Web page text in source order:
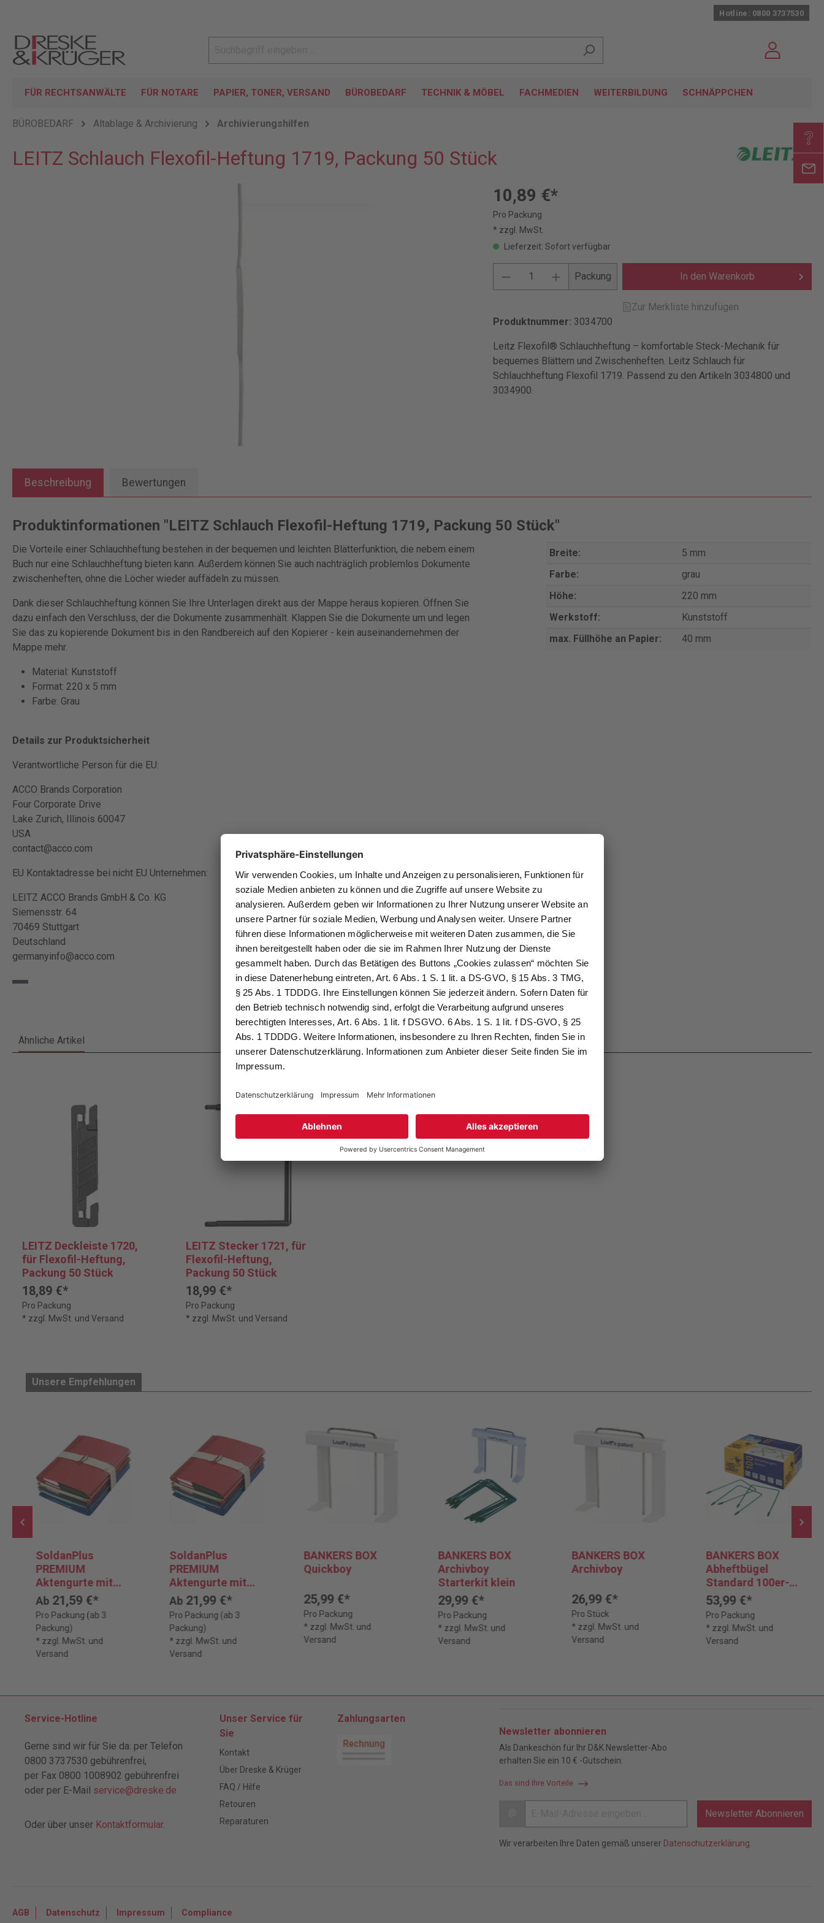
Hotline: 0800 3737530
FÜR RECHTSANWÄLTE FÜR NOTARE PAPIER, TONER, VERSAND BÜROBEDARF TECHNIK & MÖBEL FACHMEDIEN WEITERBILDUNG SCHNÄPPCHEN
BÜROBEDARF Altablage & Archivierung Archivierungshilfen
LEITZ Schlauch Flexofil-Heftung 1719, Packung 50 Stück
10,89 €*
Pro Packung
* zzgl. MwSt.
Lieferzeit: Sofort verfügbar
Packung In den Warenkorb
Zur Merkliste hinzufügen
Produktnummer: 3034700
Leitz Flexofil® Schlauchheftung – komfortable Steck-Mechanik für
bequemes Blättern und Zwischenheften. Leitz Schlauch für
Schlauchheftung Flexofil 1719. Passend zu den Artikeln 3034800 und
3034900.
Beschreibung Bewertungen
Produktinformationen "LEITZ Schlauch Flexofil-Heftung 1719, Packung 50 Stück"
Die Vorteile einer Schlauchheftung bestehen in der bequemen und leichten Blätterfunktion, die nebem einem
Buch nur eine Schlauchheftung bieten kann. Außerdem können Sie auch nachträglich problemlos Dokumente
zwischenheften, ohne die Löcher wieder auffädeln zu müssen.
Dank dieser Schlauchheftung können Sie Ihre Unterlagen direkt aus der Mappe heraus kopieren. Öffnen Sie
dazu einfach den Verschluss, der die Dokumente zusammenhält. Klappen Sie die Dokumente um und legen
Sie das zu kopierende Dokument bis in den Randbereich auf den Kopierer - kein auseinandernehmen der
Mappe mehr.
Material: Kunststoff
Format: 220 x 5 mm
Farbe: Grau
Details zur Produktsicherheit
Verantwortliche Person für die EU:
ACCO Brands Corporation
Four Corporate Drive
Lake Zurich, Illinois 60047
USA
contact@acco.com
EU Kontaktadresse bei nicht EU Unternehmen:
LEITZ ACCO Brands GmbH & Co. KG
Siemensstr. 64
70469 Stuttgart
Deutschland
germanyinfo@acco.com
Breite:
5 mm
Farbe:
grau
Höhe:
220 mm
Werkstoff:
Kunststoff
max. Füllhöhe an Papier:
40 mm
Ähnliche Artikel
LEITZ Deckleiste 1720,
für Flexofil-Heftung,
Packung 50 Stück
18,89 €*
Pro Packung
* zzgl. MwSt. und Versand
LEITZ Stecker 1721, für
Flexofil-Heftung,
Packung 50 Stück
18,99 €*
Pro Packung
* zzgl. MwSt. und Versand
Unsere Empfehlungen
SoldanPlus
PREMIUM
Aktengurte mit
Patentschnalle,
Länge 800 mm
Ab21,59 €*
Pro Packung (ab 3
Packung)
* zzgl. MwSt. und
Versand
SoldanPlus
PREMIUM
Aktengurte mit
Patentschnalle,
Länge 1.100 mm
Ab 21,99 €*
Pro Packung (ab 3
Packung)
* zzgl. MwSt. und
Versand
BANKERS BOX
Quickboy
25,99 €*
Pro Packung
* zzgl. MwSt. und
Versand
BANKERS BOX
Archivboy
Starterkit klein
29,99 €*
Pro Packung
* zzgl. MwSt. und
Versand
BANKERS BOX
Archivboy
26,99 €*
Pro Stück
* zzgl. MwSt. und
Versand
BANKERS BOX
Abheftbügel
Standard 100er-
Pack
53,99 €*
Pro Packung
* zzgl. MwSt. und
Versand
Service-Hotline
Gerne sind wir für Sie da: per Telefon
0800 3737530 gebührenfrei,
per Fax 0800 1008902 gebührenfrei
oder per E-Mail service@dreske.de
Oder über unser Kontaktformular.
Unser Service für
Sie
Kontakt
Über Dreske & Krüger
FAQ / Hilfe
Retouren
Reparaturen
Zahlungsarten
Newsletter abonnieren
Als Dankeschön für Ihr D&K Newsletter-Abo
erhalten Sie ein 10 € -Gutschein:
Das sind Ihre Vorteile
Newsletter Abonnieren
Wir verarbeiten Ihre Daten gemäß unserer Datenschutzerklärung
AGB Datenschutz Impressum Compliance